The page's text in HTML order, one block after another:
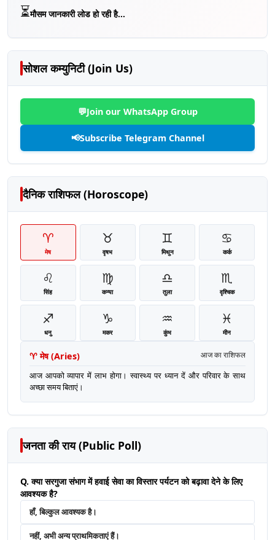
⏳मौसम जानकारी लोड हो रही है...
सोशल कम्युनिटी (Join Us)
💬Join our WhatsApp Group
📢Subscribe Telegram Channel
दैनिक राशिफल (Horoscope)
♈
मेष
♉
वृषभ
♊
मिथुन
♋
कर्क
♌
सिंह
♍
कन्या
♎
तुला
♏
वृश्चिक
♐
धनु
♑
मकर
♒
कुंभ
♓
मीन
♈ मेष(Aries) आज का राशिफल
आज आपको व्यापार में लाभ होगा। स्वास्थ्य पर ध्यान दें और परिवार के साथ
अच्छा समय बिताएं।
जनता की राय (Public Poll)
Q. क्या सरगुजा संभाग में हवाई सेवा का विस्तार पर्यटन को बढ़ावा देने के लिए
आवश्यक है?
हाँ, बिल्कुल आवश्यक है।
नहीं, अभी अन्य प्राथमिकताएं हैं।